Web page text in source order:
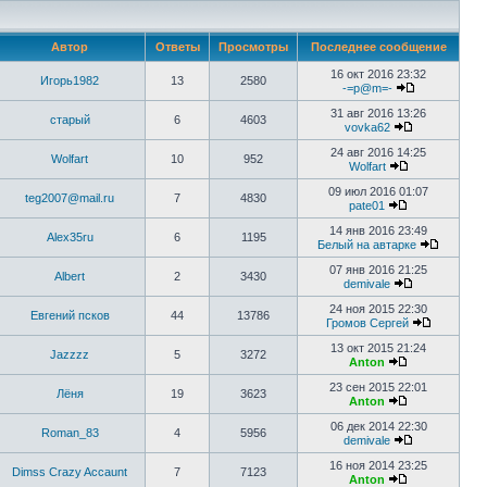
Автор Ответы Просмотры Последнее сообщение
Игорь1982 13 2580
16 окт 2016 23:32
-=p@m=-
старый 6 4603
31 авг 2016 13:26
vovka62
Wolfart 10 952
24 авг 2016 14:25
Wolfart
teg2007@mail.ru 7 4830
09 июл 2016 01:07
pate01
Alex35ru 6 1195
14 янв 2016 23:49
Белый на автарке
Albert 2 3430
07 янв 2016 21:25
demivale
Евгений псков 44 13786
24 ноя 2015 22:30
Громов Сергей
Jazzzz 5 3272
13 окт 2015 21:24
Anton
Лёня 19 3623
23 сен 2015 22:01
Anton
Roman_83 4 5956
06 дек 2014 22:30
demivale
Dimss Crazy Accaunt 7 7123
16 ноя 2014 23:25
Anton